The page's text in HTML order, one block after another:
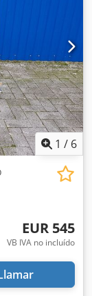
1 / 6
EUR 545
VB IVA no incluído